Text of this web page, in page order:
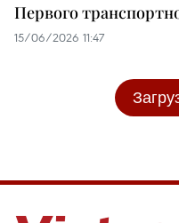
Первого
15/06/2026 11:47